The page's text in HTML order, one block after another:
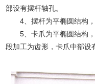
部设有摆杆轴孔。
4、摆杆为平椭圆结
5、卡爪为平椭圆结构
段加工为齿形，卡爪中部设